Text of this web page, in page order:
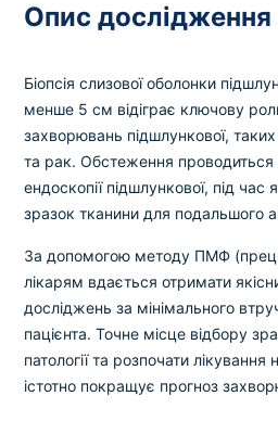
Опис дослідження
Біопсія слизової оболонки
менше 5 см відіграє ключову
захворювань підшлункової, таких
та рак. Обстеження
ендоскопії підшлункової, під
зразок тканини для подальшого
За допомогою методу ПМФ
лікарям вдається отримати
досліджень за мінімального
пацієнта. Точне місце відбору
патології та розпочати
істотно покращує прогноз
Якщо ви не знаєте, які
запишіться до лікаря
* Адміністрація клініки
своєчасного оновлення
рекомендуємо уточнювати
виконання досліджень за
сайті.